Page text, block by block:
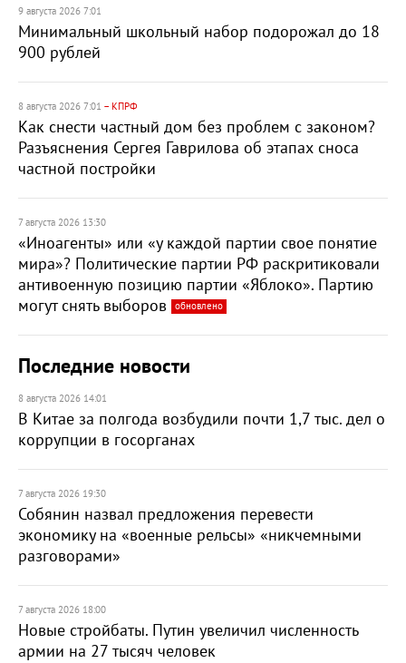
9 августа 2026 7:01
Минимальный школьный набор подорожал до 18
900 рублей
8 августа 2026 7:01 – КПРФ
Как снести частный дом без проблем с законом?
Разъяснения Сергея Гаврилова об этапах сноса
частной постройки
7 августа 2026 13:30
«Иноагенты» или «у каждой партии свое понятие
мира»? Политические партии РФ раскритиковали
антивоенную позицию партии «Яблоко». Партию
могут снять выборов
обновлено
Последние новости
8 августа 2026 14:01
В Китае за полгода возбудили почти 1,7 тыс. дел о
коррупции в госорганах
7 августа 2026 19:30
Собянин назвал предложения перевести
экономику на «военные рельсы» «никчемными
разговорами»
7 августа 2026 18:00
Новые стройбаты. Путин увеличил численность
армии на 27 тысяч человек